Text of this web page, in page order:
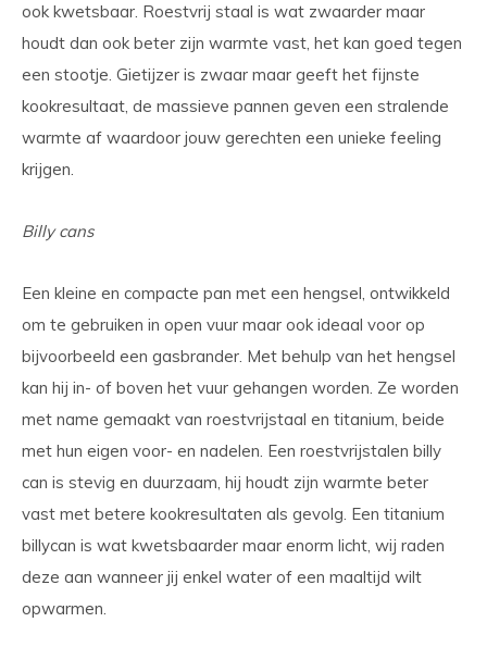
ook kwetsbaar. Roestvrij staal is wat zwaarder maar
houdt dan ook beter zijn warmte vast, het kan goed tegen
een stootje. Gietijzer is zwaar maar geeft het fijnste
kookresultaat, de massieve pannen geven een stralende
warmte af waardoor jouw gerechten een unieke feeling
krijgen.
Billy cans
Een kleine en compacte pan met een hengsel, ontwikkeld
om te gebruiken in open vuur maar ook ideaal voor op
bijvoorbeeld een gasbrander. Met behulp van het hengsel
kan hij in- of boven het vuur gehangen worden. Ze worden
met name gemaakt van roestvrijstaal en titanium, beide
met hun eigen voor- en nadelen. Een roestvrijstalen billy
can is stevig en duurzaam, hij houdt zijn warmte beter
vast met betere kookresultaten als gevolg. Een titanium
billycan is wat kwetsbaarder maar enorm licht, wij raden
deze aan wanneer jij enkel water of een maaltijd wilt
opwarmen.